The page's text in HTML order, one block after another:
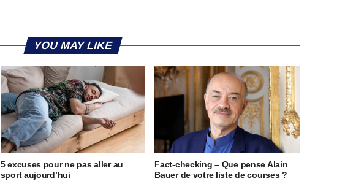
YOU MAY LIKE
5 excuses pour ne pas aller au
sport aujourd’hui
Fact-checking – Que pense Alain
Bauer de votre liste de courses ?